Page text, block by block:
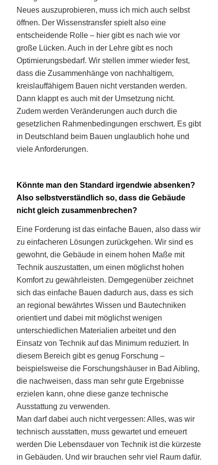
Neues auszuprobieren, muss ich mich auch selbst
öffnen. Der Wissenstransfer spielt also eine
entscheidende Rolle – hier gibt es nach wie vor
große Lücken. Auch in der Lehre gibt es noch
Optimierungsbedarf. Wir stellen immer wieder fest,
dass die Zusammenhänge von nachhaltigem,
kreislauffähigem Bauen nicht verstanden werden.
Dann klappt es auch mit der Umsetzung nicht.
Zudem werden Veränderungen auch durch die
gesetzlichen Rahmenbedingungen erschwert. Es gibt
in Deutschland beim Bauen unglaublich hohe und
viele Anforderungen.
Könnte man den Standard irgendwie absenken?
Also selbstverständlich so, dass die Gebäude
nicht gleich zusammenbrechen?
Eine Forderung ist das einfache Bauen, also dass wir
zu einfacheren Lösungen zurückgehen. Wir sind es
gewohnt, die Gebäude in einem hohen Maße mit
Technik auszustatten, um einen möglichst hohen
Komfort zu gewährleisten. Demgegenüber zeichnet
sich das einfache Bauen dadurch aus, dass es sich
an regional bewährtes Wissen und Bautechniken
orientiert und dabei mit möglichst wenigen
unterschiedlichen Materialien arbeitet und den
Einsatz von Technik auf das Minimum reduziert. In
diesem Bereich gibt es genug Forschung –
beispielsweise die Forschungshäuser in Bad Aibling,
die nachweisen, dass man sehr gute Ergebnisse
erzielen kann, ohne diese ganze technische
Ausstattung zu verwenden.
Man darf dabei auch nicht vergessen: Alles, was wir
technisch ausstatten, muss gewartet und erneuert
werden Die Lebensdauer von Technik ist die kürzeste
in Gebäuden. Und wir brauchen sehr viel Raum dafür.